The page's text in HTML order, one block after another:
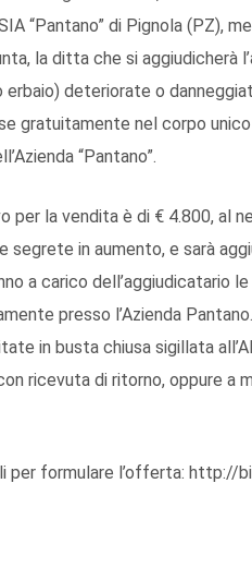
“Pantano” di Pignola (PZ),
la ditta che si
deteriorate o
gratuitamente nel corpo
“Pantano”.
per la vendita è di € 4.800, al
in aumento, e sarà
a carico dell’aggiudicatario
presso l’Azienda Pantano.
in busta chiusa sigillata
ricevuta di ritorno, oppure a
per formulare l’offerta: http://